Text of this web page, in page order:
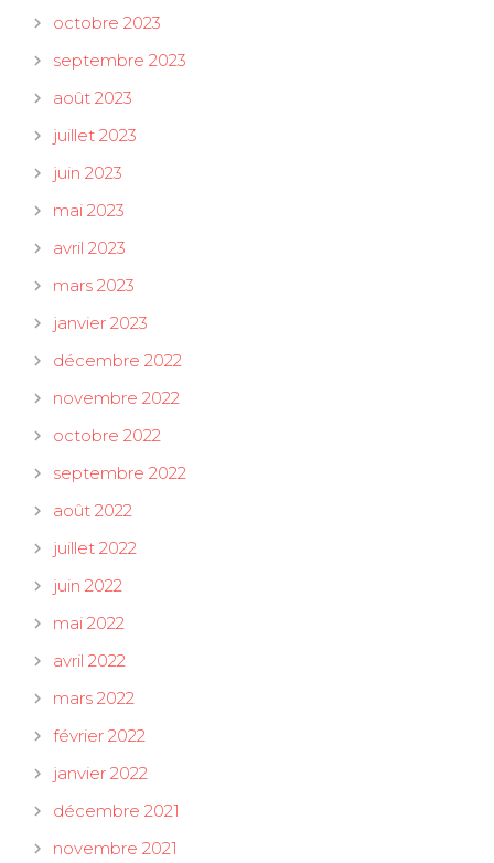
octobre 2023
septembre 2023
août 2023
juillet 2023
juin 2023
mai 2023
avril 2023
mars 2023
janvier 2023
décembre 2022
novembre 2022
octobre 2022
septembre 2022
août 2022
juillet 2022
juin 2022
mai 2022
avril 2022
mars 2022
février 2022
janvier 2022
décembre 2021
novembre 2021